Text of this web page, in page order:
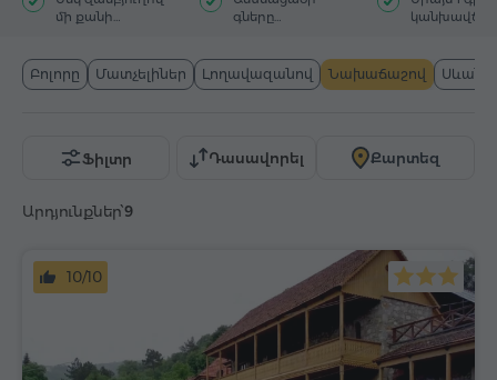
մի քանի
գները
Բոլորը Մատչելիներ Լողավազանով Նախաճաշով Սևան
Արդյունքներ՝9
Ֆիլտր Դասավորել Քարտեզ
10/10